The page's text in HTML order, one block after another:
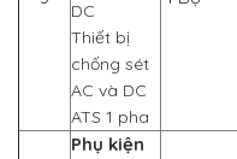
DC
Thiết bị
chống sét
AC và DC
ATS 1 pha
Phụ kiện